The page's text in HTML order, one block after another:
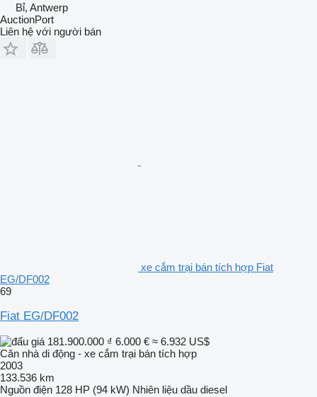
Bỉ, Antwerp
AuctionPort
Liên hệ với người bán
xe cắm trại bán tích hợp Fiat
EG/DF002
69
Fiat EG/DF002
181.900.000 ₫ 6.000 € ≈ 6.932 US$
Căn nhà di động - xe cắm trại bán tích hợp
2003
133.536 km
Nguồn điện 128 HP (94 kW) Nhiên liệu dầu diesel